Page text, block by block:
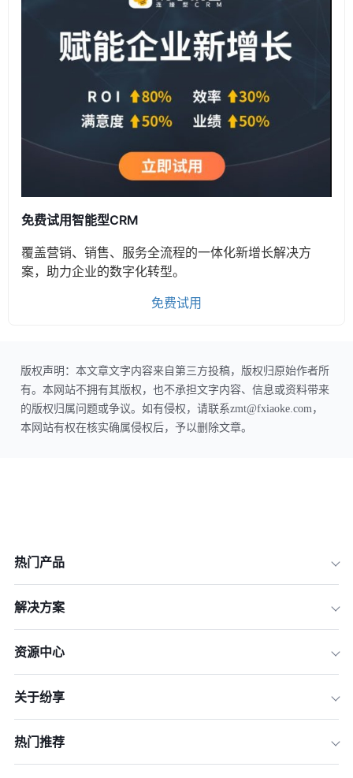
免费试用智能型CRM
覆盖营销、销售、服务全流程的一体化新增长解决方
案，助力企业的数字化转型。
免费试用
版权声明：本文章文字内容来自第三方投稿，版权归原始作者所
有。本网站不拥有其版权，也不承担文字内容、信息或资料带来
的版权归属问题或争议。如有侵权，请联系zmt@fxiaoke.com，
本网站有权在核实确属侵权后，予以删除文章。
热门产品
解决方案
资源中心
关于纷享
热门推荐